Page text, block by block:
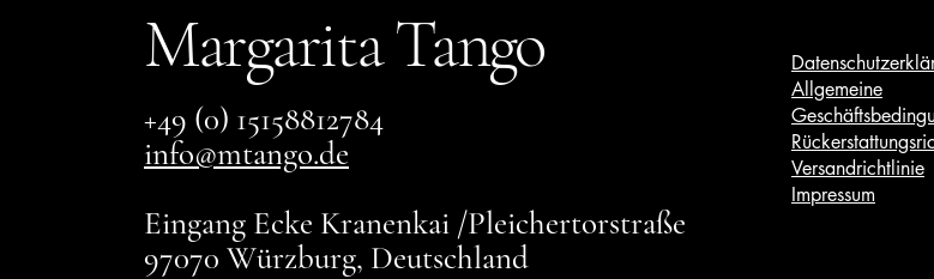
Margarita Tango
+49 (0) 15158812784
info@mtango.de
Eingang Ecke Kranenkai /Pleichertorstraße
97070 Würzburg, Deutschland
Allgemeine
Versandrichtlinie
Impressum